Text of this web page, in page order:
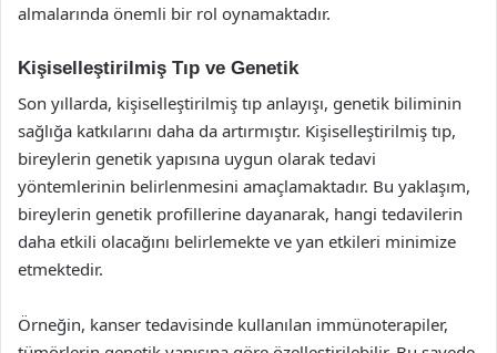
almalarında önemli bir rol oynamaktadır.
Kişiselleştirilmiş Tıp ve Genetik
Son yıllarda, kişiselleştirilmiş tıp anlayışı, genetik biliminin
sağlığa katkılarını daha da artırmıştır. Kişiselleştirilmiş tıp,
bireylerin genetik yapısına uygun olarak tedavi
yöntemlerinin belirlenmesini amaçlamaktadır. Bu yaklaşım,
bireylerin genetik profillerine dayanarak, hangi tedavilerin
daha etkili olacağını belirlemekte ve yan etkileri minimize
etmektedir.
Örneğin, kanser tedavisinde kullanılan immünoterapiler,